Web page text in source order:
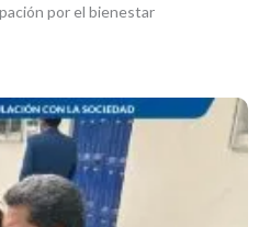
por el bienestar